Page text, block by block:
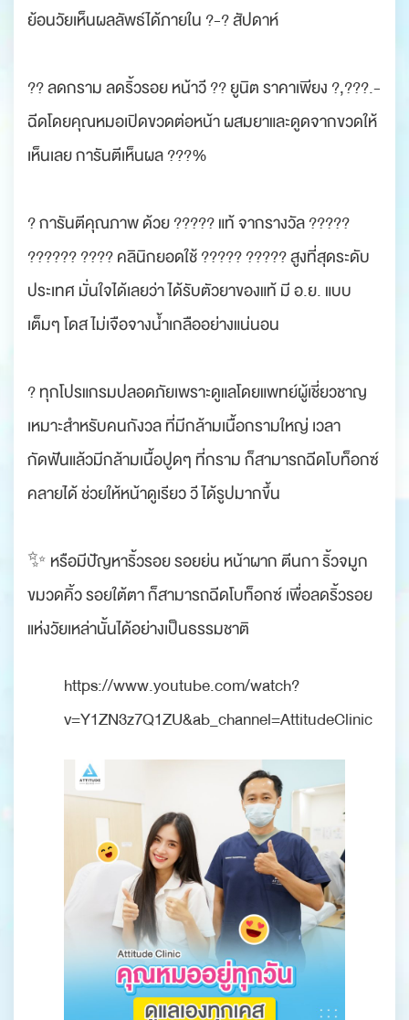
ย้อนวัยเห็นผลลัพธ์ได้ภายใน ?-? สัปดาห์
?? ลดกราม ลดริ้วรอย หน้าวี ?? ยูนิต ราคาเพียง ?,???.-
ฉีดโดยคุณหมอเปิดขวดต่อหน้า ผสมยาและดูดจากขวดให้
เห็นเลย การันตีเห็นผล ???%
? การันตีคุณภาพ ด้วย ????? แท้ จากรางวัล ?????
?????? ???? คลินิกยอดใช้ ????? ????? สูงที่สุดระดับ
ประเทศ มั่นใจได้เลยว่า ได้รับตัวยาของแท้ มี อ.ย. แบบ
เต็มๆ โดส ไม่เจือจางน้ำเกลืออย่างแน่นอน
? ทุกโปรแกรมปลอดภัยเพราะดูแลโดยแพทย์ผู้เชี่ยวชาญ
เหมาะสำหรับคนกังวล ที่มีกล้ามเนื้อกรามใหญ่ เวลา
กัดฟันแล้วมีกล้ามเนื้อปูดๆ ที่กราม ก็สามารถฉีดโบท็อกซ์
คลายได้ ช่วยให้หน้าดูเรียว วี ได้รูปมากขึ้น
✨ หรือมีปัญหาริ้วรอย รอยย่น หน้าผาก ตีนกา ริ้วจมูก
ขมวดคิ้ว รอยใต้ตา ก็สามารถฉีดโบท็อกซ์ เพื่อลดริ้วรอย
แห่งวัยเหล่านั้นได้อย่างเป็นธรรมชาติ
https://www.youtube.com/watch?
v=Y1ZN3z7Q1ZU&ab_channel=AttitudeClinic